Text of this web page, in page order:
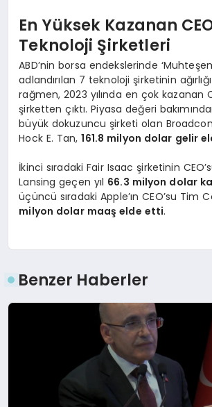
En Yüksek Kazanan
Teknoloji Şirketleri
ABD’nin borsa endekslerinde
adlandırılan 7 teknoloji şirketinin
rağmen, 2023 yılında en çok kazanan
şirketten çıktı. Piyasa değeri
büyük dokuzuncu şirketi olan
Hock E. Tan,161.8 milyon dolar gelir
İkinci sıradaki Fair Isaac şirketinin
Lansing geçen yıl 66.3 milyon dolar
üçüncü sıradaki Apple’ın CEO’su Tim
milyon dolar maaş elde etti.
Benzer Haberler